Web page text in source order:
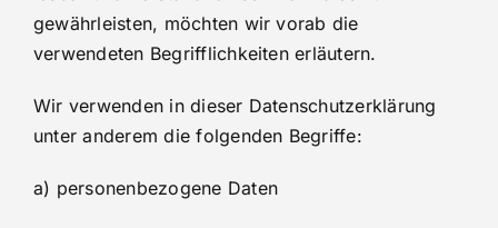
gewährleisten, möchten wir vorab die
verwendeten Begrifflichkeiten erläutern.
Wir verwenden in dieser Datenschutzerklärung
unter anderem die folgenden Begriffe:
a) personenbezogene Daten